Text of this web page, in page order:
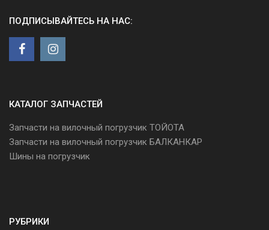
ПОДПИСЫВАЙТЕСЬ НА НАС:
КАТАЛОГ ЗАПЧАСТЕЙ
Запчасти на вилочный погрузчик ТОЙОТА
Запчасти на вилочный погрузчик БАЛКАНКАР
Шины на погрузчик
РУБРИКИ